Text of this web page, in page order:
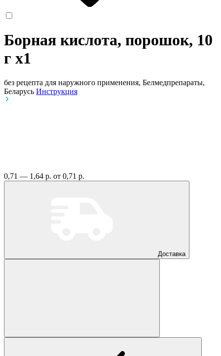
Борная кислота, порошок, 10
г x1
без рецепта для наружного применения, Белмедпрепараты,
Беларусь Инструкция
0,71 — 1,64 р. от 0,71 р.
Доставка